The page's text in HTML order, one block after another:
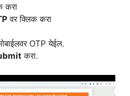
करा
वर क्लिक करा
OTP येईल.
करा.